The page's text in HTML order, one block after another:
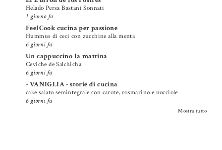
Helado Persa Bastani Sonnati
1 giorno fa
FeelCook cucina per passione
Hummus di ceci con zucchine alla menta
6 giorni fa
Un cappuccino la mattina
Ceviche de Salchicha
6 giorni fa
- VANIGLIA - storie di cucina
cake salato semintegrale con carote, rosmarino e nocciole
6 giorni fa
Mostra tutto